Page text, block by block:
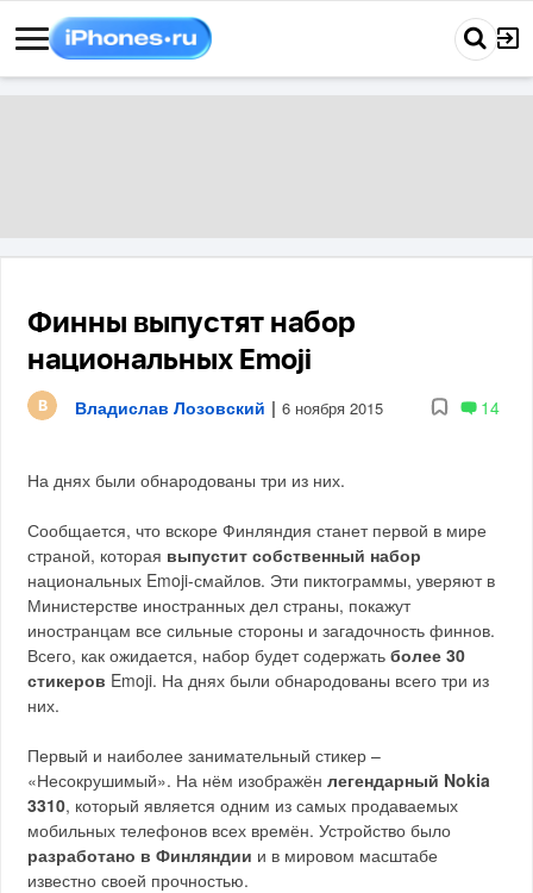
Финны выпустят набор
национальных Emoji
Владислав Лозовский | 6 ноября 2015 14
На днях были обнародованы три из них.
Сообщается, что вскоре Финляндия станет первой в мире
страной, которая выпустит собственный набор
национальных Emoji-смайлов. Эти пиктограммы, уверяют в
Министерстве иностранных дел страны, покажут
иностранцам все сильные стороны и загадочность финнов.
Всего, как ожидается, набор будет содержатьболее 30
стикеров Emoji. На днях были обнародованы всего три из
них.
Первый и наиболее занимательный стикер –
«Несокрушимый». На нём изображёнлегендарный Nokia
3310, который является одним из самых продаваемых
мобильных телефонов всех времён. Устройство было
разработано в Финляндии и в мировом масштабе
известно своей прочностью.